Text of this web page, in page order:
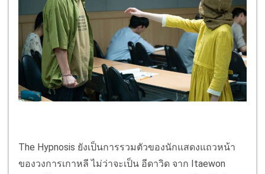
The Hypnosis ยังเป็นการรวมตัวของนักแสดงแถวหน้า
ของวงการเกาหลี ไม่ว่าจะเป็น อีดาวิด จาก Itaewon